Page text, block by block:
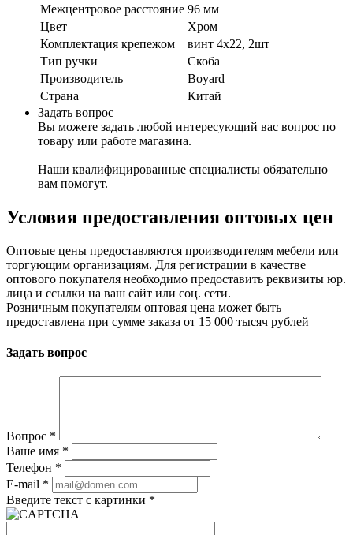
Межцентровое расстояние 96 мм
Цвет
Хром
Комплектация крепежом
винт 4х22, 2шт
Тип ручки
Скоба
Производитель
Boyard
Страна
Китай
Задать вопрос
Вы можете задать любой интересующий вас вопрос по
товару или работе магазина.
Наши квалифицированные специалисты обязательно
вам помогут.
Условия предоставления оптовых цен
Оптовые цены предоставляются производителям мебели или
торгующим организациям. Для регистрации в качестве
оптового покупателя необходимо предоставить реквизиты юр.
лица и ссылки на ваш сайт или соц. сети.
Розничным покупателям оптовая цена может быть
предоставлена при сумме заказа от 15 000 тысяч рублей
Задать вопрос
Вопрос *
Ваше имя *
Телефон *
E-mail *
Введите текст с картинки *